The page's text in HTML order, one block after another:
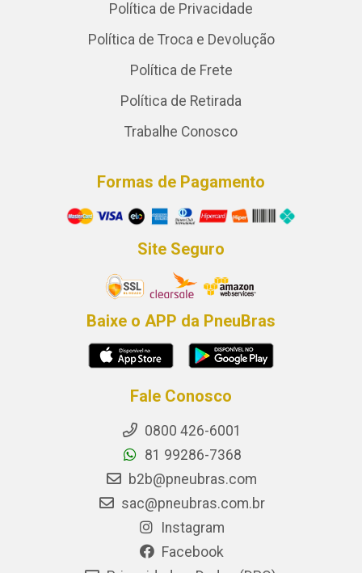
Política de Privacidade
Política de Troca e Devolução
Política de Frete
Política de Retirada
Trabalhe Conosco
Formas de Pagamento
Site Seguro
Baixe o APP da PneuBras
Fale Conosco
0800 426-6001
81 99286-7368
b2b@pneubras.com
sac@pneubras.com.br
Instagram
Facebook